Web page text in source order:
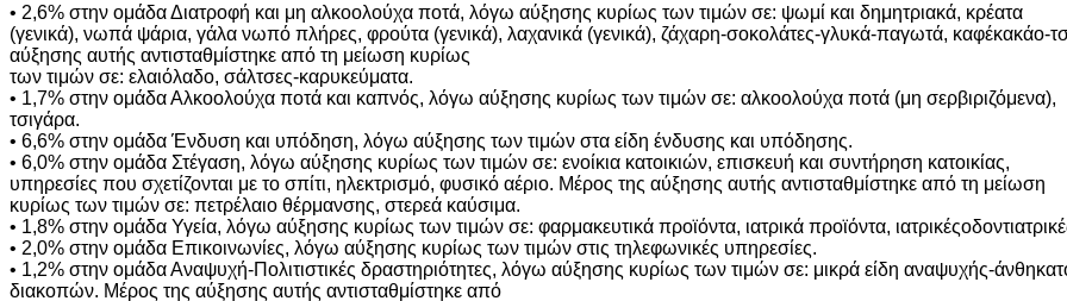
• 2,6% στην ομάδα Διατροφή και μη αλκοολούχα ποτά, λόγω αύξησης κυρίως των τιμών σε: ψωμί και δημητριακά, κρέατα
(γενικά), νωπά ψάρια, γάλα νωπό πλήρες, φρούτα (γενικά), λαχανικά (γενικά), ζάχαρη-σοκολάτες-γλυκά-παγωτά, καφέκακάο-
αύξησης αυτής αντισταθμίστηκε από τη μείωση κυρίως
των τιμών σε: ελαιόλαδο, σάλτσες-καρυκεύματα.
• 1,7% στην ομάδα Αλκοολούχα ποτά και καπνός, λόγω αύξησης κυρίως των τιμών σε: αλκοολούχα ποτά (μη σερβιριζόμενα),
τσιγάρα.
• 6,6% στην ομάδα Ένδυση και υπόδηση, λόγω αύξησης των τιμών στα είδη ένδυσης και υπόδησης.
• 6,0% στην ομάδα Στέγαση, λόγω αύξησης κυρίως των τιμών σε: ενοίκια κατοικιών, επισκευή και συντήρηση κατοικίας,
υπηρεσίες που σχετίζονται με το σπίτι, ηλεκτρισμό, φυσικό αέριο. Μέρος της αύξησης αυτής αντισταθμίστηκε από τη μείωση
κυρίως των τιμών σε: πετρέλαιο θέρμανσης, στερεά καύσιμα.
• 1,8% στην ομάδα Υγεία, λόγω αύξησης κυρίως των τιμών σε: φαρμακευτικά προϊόντα, ιατρικά προϊόντα,
• 2,0% στην ομάδα Επικοινωνίες, λόγω αύξησης κυρίως των τιμών στις τηλεφωνικές υπηρεσίες.
• 1,2% στην ομάδα Αναψυχή-Πολιτιστικές δραστηριότητες, λόγω αύξησης κυρίως των τιμών σε: μικρά είδη αναψυχής-
διακοπών. Μέρος της αύξησης αυτής αντισταθμίστηκε από